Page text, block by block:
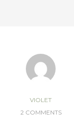
VIOLET
2 COMMENTS